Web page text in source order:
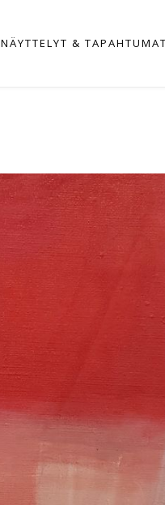
NÄYTTELYT & TAPAHTUMAT